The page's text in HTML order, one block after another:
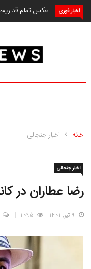
اخبار فوری عکس تمام قد
خانه اخبار جنجالی
اخبار جنجالی
رضا عطاران در
9 تیر, 1401 1095